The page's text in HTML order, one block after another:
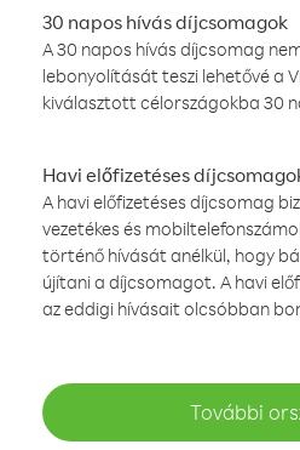
30 napos hívás díjcsomagok
A 30 napos hívás díjcsomag
lebonyolítását teszi lehetővé a
kiválasztott célországokba 30
Havi előfizetéses
A havi előfizetéses díjcsomag
vezetékes és
történő hívását anélkül, hogy
újítani a díjcsomagot. A havi
az eddigi hívásait olcsóbban
További